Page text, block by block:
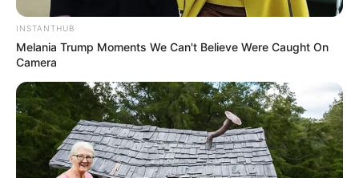
INSTANTHUB
Melania Trump Moments We Can't Believe Were Caught On
Camera